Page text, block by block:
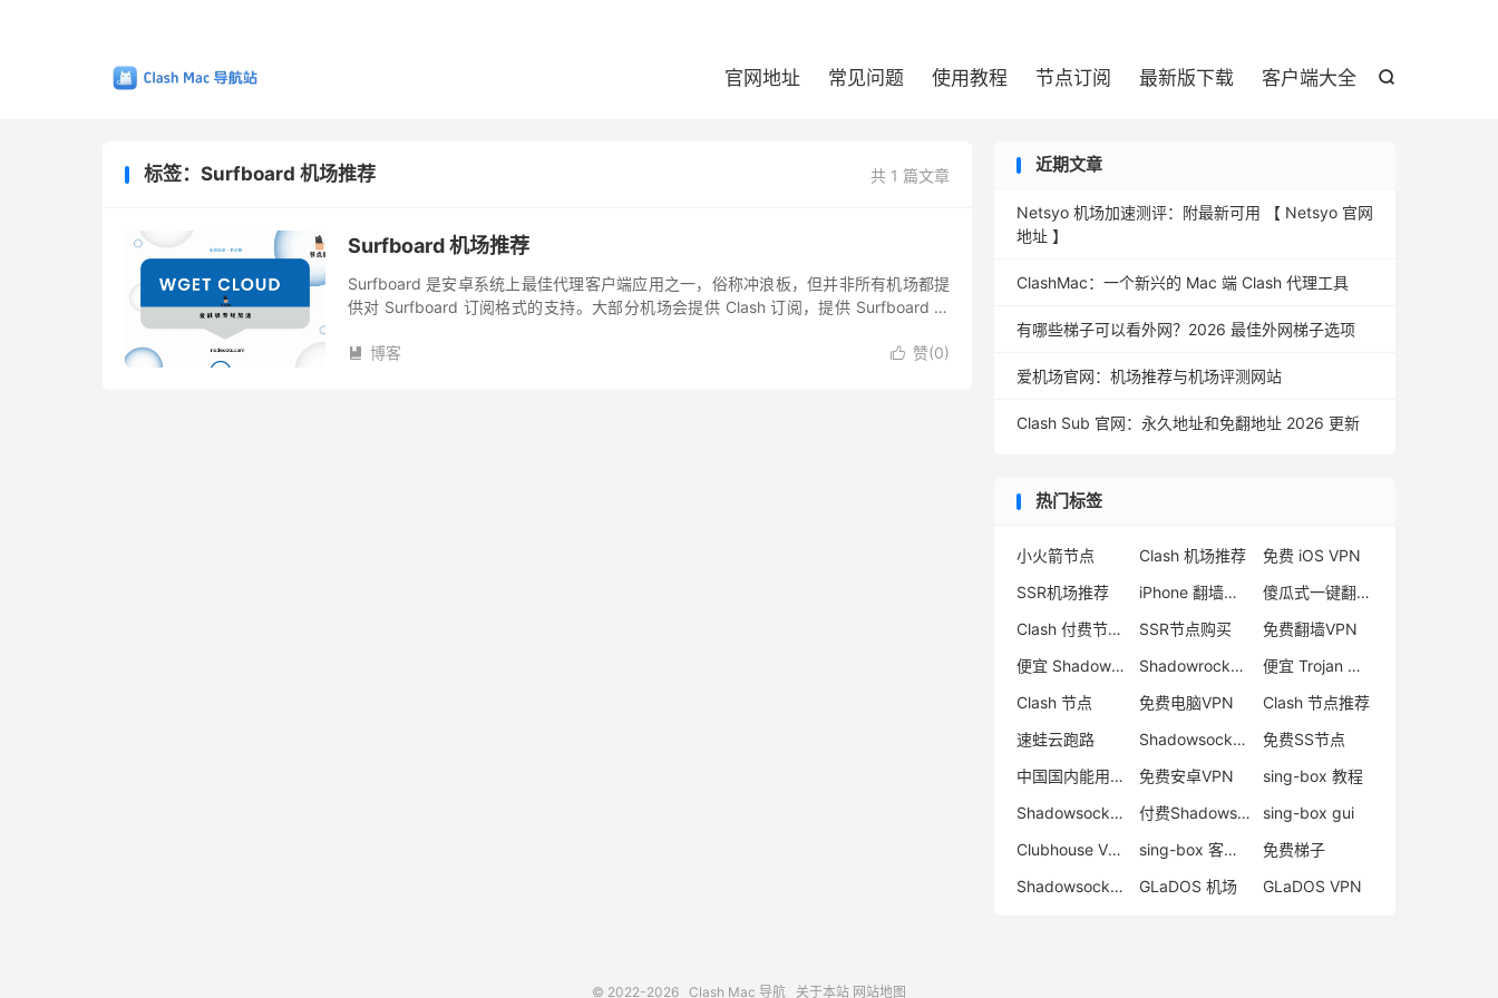

官网地址 常见问题 使用教程 节点订阅 最新版下载 客户端大全
共 1 篇文章
标签：Surfboard 机场推荐
Surfboard 机场推荐
Surfboard 是安卓系统上最佳代理客户端应用之一，俗称冲浪板，但并非所有机场都提
供对 Surfboard 订阅格式的支持。大部分机场会提供 Clash 订阅，提供 Surfboard 订
 赞(0)
 博客
近期文章
Netsyo 机场加速测评：附最新可用 【 Netsyo 官网
地址 】
ClashMac：一个新兴的 Mac 端 Clash 代理工具
有哪些梯子可以看外网？2026 最佳外网梯子选项
爱机场官网：机场推荐与机场评测网站
Clash Sub 官网：永久地址和免翻地址 2026 更新
热门标签
小火箭节点 Clash 机场推荐
免费 iOS VPN
SSR机场推荐
iPhone 翻墙代理软件
傻瓜式一键翻墙VPN客户端
Clash 付费节点购买
SSR节点购买
免费翻墙VPN
便宜 Shadowsocks 购买
Shadowrocket 地址
便宜 Trojan 购买
Clash 节点
免费电脑VPN
Clash 节点推荐
速蛙云跑路
Shadowsocks 付费节点
免费SS节点
中国国内能用的翻墙VPN推荐
免费安卓VPN
sing-box 教程
Shadowsocks 节点哪里买
付费Shadowsocks推荐
sing-box gui
Clubhouse VPN
sing-box 客户端配置
免费梯子
Shadowsocks 服务器
GLaDOS 机场 GLaDOS VPN
© 2022-2026 Clash Mac 导航 关于本站 网站地图